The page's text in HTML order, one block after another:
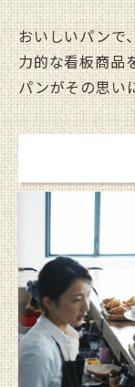
おいしいパンで
力的な看板商品
パンがその思い